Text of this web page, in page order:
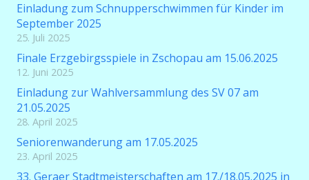
Einladung zum Schnupperschwimmen für Kinder im
September 2025
25. Juli 2025
Finale Erzgebirgsspiele in Zschopau am 15.06.2025
12. Juni 2025
Einladung zur Wahlversammlung des SV 07 am
21.05.2025
28. April 2025
Seniorenwanderung am 17.05.2025
23. April 2025
33. Geraer Stadtmeisterschaften am 17./18.05.2025 in